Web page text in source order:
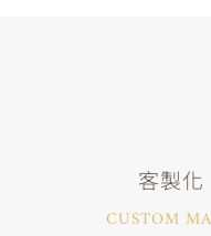
客製化
CUSTOM